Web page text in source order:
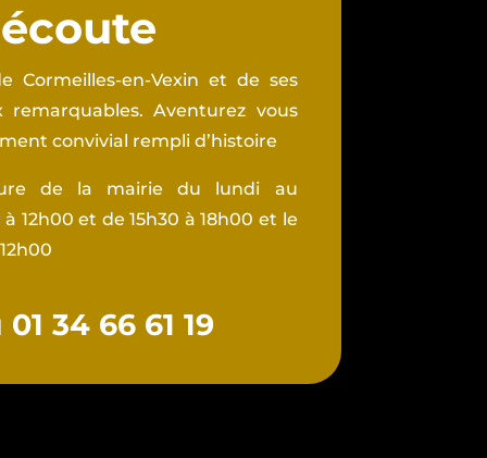
Cormeilles-en-Vexin et de ses
remarquables. Aventurez vous
convivial rempli d’histoire
de la mairie du lundi au
12h00 et de 15h30 à 18h00 et le
34 66 61 19